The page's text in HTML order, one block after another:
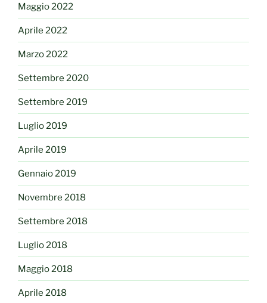
Maggio 2022
Aprile 2022
Marzo 2022
Settembre 2020
Settembre 2019
Luglio 2019
Aprile 2019
Gennaio 2019
Novembre 2018
Settembre 2018
Luglio 2018
Maggio 2018
Aprile 2018